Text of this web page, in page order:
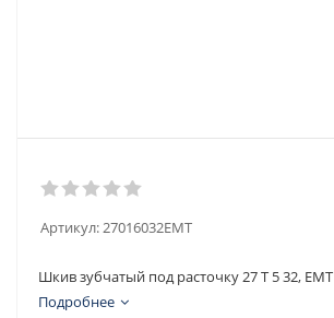
Артикул:27016032EMT
Шкив зубчатый под расточку 27 T 5 32, EMT
Подробнее